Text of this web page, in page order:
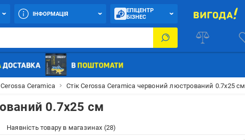
ІНФОРМАЦІЯ
ЕПІЦЕНТР
БІЗНЕС
Cerossa Ceramica Стік Cerossa Ceramica червоний люстрований 0.7x25 см
0.7x25 см
Наявність товару в магазинах (28)